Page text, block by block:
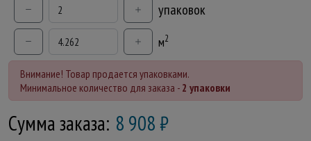
упаковок
м2
Внимание! Товар продается упаковками.
Минимальное количество для заказа - 2 упаковки
Сумма заказа: 8 908 ₽